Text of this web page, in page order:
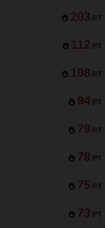
203 PT
112 PT
108 PT
94 PT
79 PT
78 PT
75 PT
73 PT